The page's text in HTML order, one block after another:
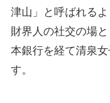
津山」と呼ばれる
財界人の社交の場
本銀行を経て清泉
す。